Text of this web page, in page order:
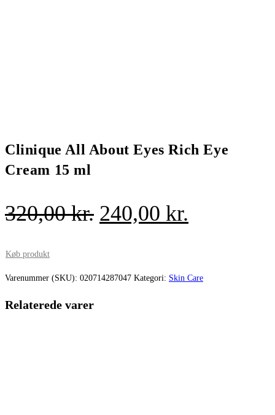
Clinique All About Eyes Rich Eye
Cream 15 ml
320,00kr. Den
var:
240,00 kr.
er:
Køb produkt
Varenummer (SKU): 020714287047 Kategori: Skin Care
Relaterede varer